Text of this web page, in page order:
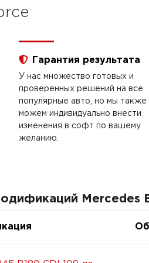
Гарантия результата
У нас множество готовых и
проверенных решений на все
популярные авто, но мы также
можем индивидуально внести
изменения в софт по вашему
желанию.
Mercedes